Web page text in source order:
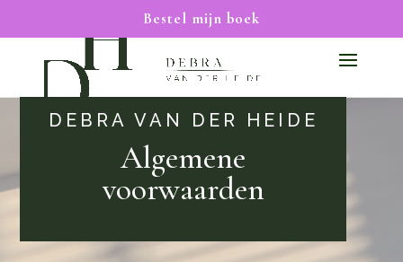
Bestel mijn boek
DEBRA VAN DER HEIDE
Algemene
voorwaarden